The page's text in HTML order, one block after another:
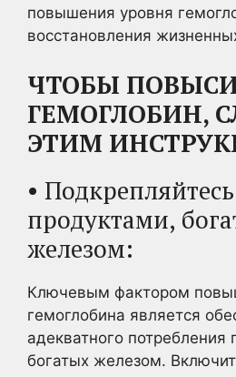
повышения уровня
восстановления
ЧТОБЫ
ГЕМОГЛОБИН,
ЭТИМ
• Подкрепляйтесь
продуктами,
железом:
Ключевым фактором
гемоглобина является
адекватного потребления
богатых железом.